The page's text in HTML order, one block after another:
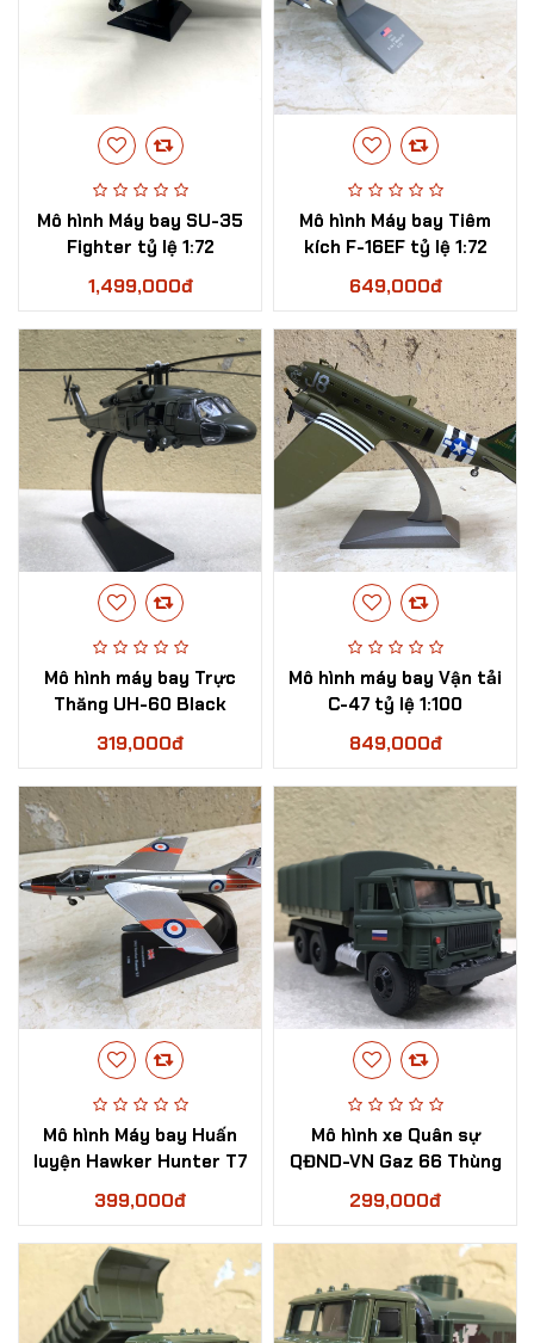
Mô hình Máy bay SU-35
Fighter tỷ lệ 1:72
1,499,000đ
Mô hình Máy bay Tiêm
kích F-16EF tỷ lệ 1:72
649,000đ
Mô hình máy bay Trực
Thăng UH-60 Black
Hawk tỷ lệ 1:72
319,000đ
Mô hình máy bay Vận tải
C-47 tỷ lệ 1:100
849,000đ
Mô hình Máy bay Huấn
luyện Hawker Hunter T7
tỷ lệ 1:100
399,000đ
Mô hình xe Quân sự
QĐND-VN Gaz 66 Thùng
bạt tỷ lệ 1:36
299,000đ